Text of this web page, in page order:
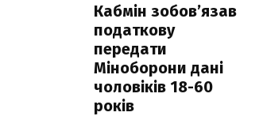
Кабмін зобовʼязав
податкову
передати
Міноборони дані
чоловіків 18-60
років